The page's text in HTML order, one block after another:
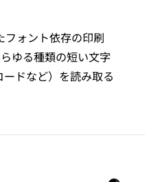
ォント依存の印刷
ゆる種類の短い文字
ドなど）を読み取る